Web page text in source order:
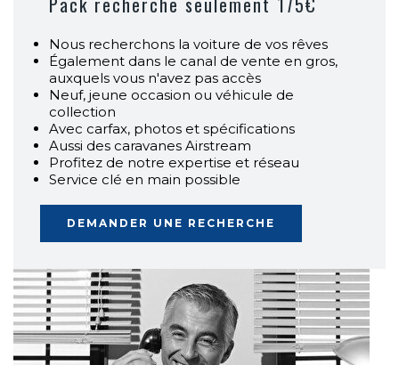
Nous recherchons la voiture de vos rêves
Également dans le canal de vente en gros,
auxquels vous n'avez pas accès
Neuf, jeune occasion ou véhicule de
collection
Avec carfax, photos et spécifications
Aussi des caravanes Airstream
Profitez de notre expertise et réseau
Service clé en main possible
DEMANDER UNE RECHERCHE